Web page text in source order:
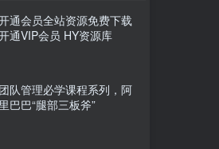
通会员全站资源免费下载
通VIP会员 HY资源库
团队管理必学课程系列，阿
里巴巴“腿部三板斧”